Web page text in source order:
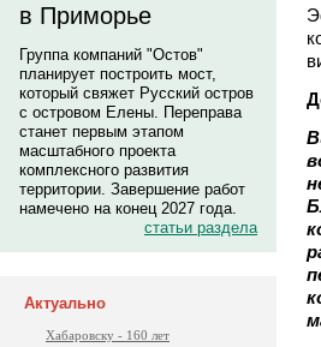
в Приморье
Группа компаний "Остов"
планирует построить мост,
который свяжет Русский остров
с островом Елены. Переправа
станет первым этапом
масштабного проекта
комплексного развития
территории. Завершение работ
намечено на конец 2027 года.
статьи раздела
Актуально
Хабаровску - 160 лет